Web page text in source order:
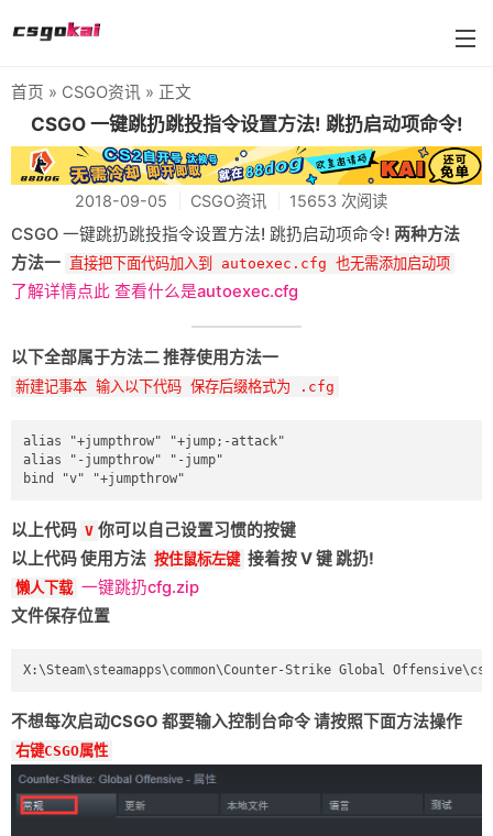
farmskins
88dog
flamecases
88hash-jp
首页 » CSGO资讯 » 正文
CSGO 一键跳扔跳投指令设置方法! 跳扔启动项命令!
2018-09-05 CSGO资讯 15653 次阅读
CSGO 一键跳扔跳投指令设置方法! 跳扔启动项命令! 两种方法
方法一
直接把下面代码加入到 autoexec.cfg 也无需添加启动项
了解详情点此 查看什么是autoexec.cfg
以下全部属于方法二 推荐使用方法一
新建记事本 输入以下代码 保存后缀格式为 .cfg
alias "+jumpthrow" "+jump;-attack"
alias "-jumpthrow" "-jump"
以上代码 V 你可以自己设置习惯的按键
以上代码 使用方法 按住鼠标左键 接着按 V 键 跳扔!
懒人下载 一键跳扔cfg.zip
文件保存位置
不想每次启动CSGO 都要输入控制台命令 请按照下面方法操作
右键CSGO属性